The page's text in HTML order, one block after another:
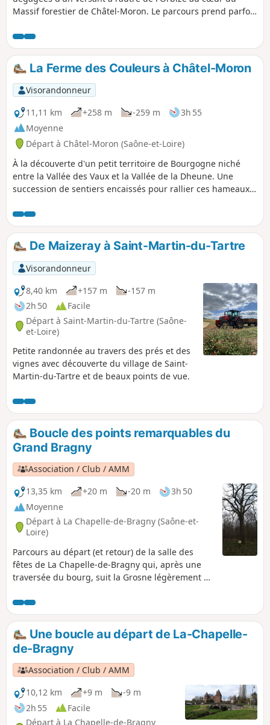
Massif forestier de Châtel-Moron. Le parcours prend parfois
présente pas de grosses difficultés tout en restant
suffisamment ombragé pour s'envisager à la belle saison.
La Ferme des Couleurs à Châtel-Moron
Visorandonneur
11,11 km
+258 m -259 m
3h 55
Moyenne
Départ à Châtel-Moron (Saône-et-Loire)
À la découverte d'un petit territoire de Bourgogne niché
entre la Vallée des Vaux et la Vallée de la Dheune. Une
succession de sentiers encaissés pour rallier ces hameaux
".
De Maizeray à Saint-Martin-du-Tartre
Visorandonneur
8,40 km
+157 m
-157 m
2h 50
Facile
Départ à Saint-Martin-du-Tartre (Saône-
et-Loire)
Petite randonnée au travers des prés et des
vignes avec découverte du village de Saint-
Martin-du-Tartre et de beaux points de vue.
Boucle des points remarquables du
Grand Bragny
Association / Club / AMM
13,35 km
+20 m -20 m
3h 50
Moyenne
Départ à La Chapelle-de-Bragny (Saône-et-
Loire)
Parcours au départ (et retour) de la salle des
fêtes de La Chapelle-de-Bragny qui, après une
traversée du bourg, suit la Grosne légèrement en
ensuite dans le bois du Grand Bragny pour faire
le tour des points remarquables et observer
toutes les essences présentes dans notre forêt .
Une boucle au départ de La-Chapelle-
de-Bragny
Association / Club / AMM
10,12 km
+9 m
-9 m
2h 55
Facile
Départ à La Chapelle-de-Bragny